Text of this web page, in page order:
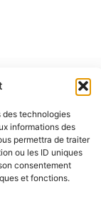
des technologies
informations des
permettra de traiter
ou les ID uniques
consentement
et fonctions.